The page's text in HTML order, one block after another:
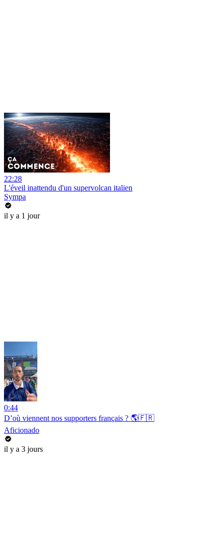
22:28
L'éveil inattendu d'un supervolcan italien
Sympa
il y a 1 jour
0:44
D’où viennent nos supporters français ? 🌎🇫🇷
Aficionado
il y a 3 jours